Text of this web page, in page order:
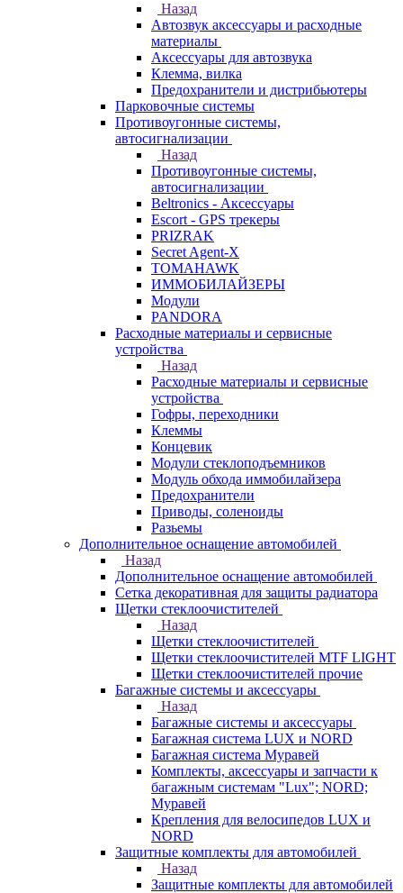
Назад
Автозвук аксессуары и расходные
материалы
Аксессуары для автозвука
Клемма, вилка
Предохранители и дистрибьютеры
Парковочные системы
Противоугонные системы,
автосигнализации
Назад
Противоугонные системы,
автосигнализации
Beltronics - Аксессуары
Escort - GPS трекеры
PRIZRAK
Secret Agent-X
TOMAHAWK
ИММОБИЛАЙЗЕРЫ
Модули
PANDORA
Расходные материалы и сервисные
устройства
Назад
Расходные материалы и сервисные
устройства
Гофры, переходники
Клеммы
Концевик
Модули стеклоподъемников
Модуль обхода иммобилайзера
Предохранители
Приводы, соленоиды
Разьемы
Дополнительное оснащение автомобилей
Назад
Дополнительное оснащение автомобилей
Сетка декоративная для защиты радиатора
Щетки стеклоочистителей
Назад
Щетки стеклоочистителей
Щетки стеклоочистителей MTF LIGHT
Щетки стеклоочистителей прочие
Багажные системы и аксессуары
Назад
Багажные системы и аксессуары
Багажная система LUX и NORD
Багажная система Муравей
Комплекты, аксессуары и запчасти к
багажным системам "Lux"; NORD;
Муравей
Крепления для велосипедов LUX и
NORD
Защитные комплекты для автомобилей
Назад
Защитные комплекты для автомобилей